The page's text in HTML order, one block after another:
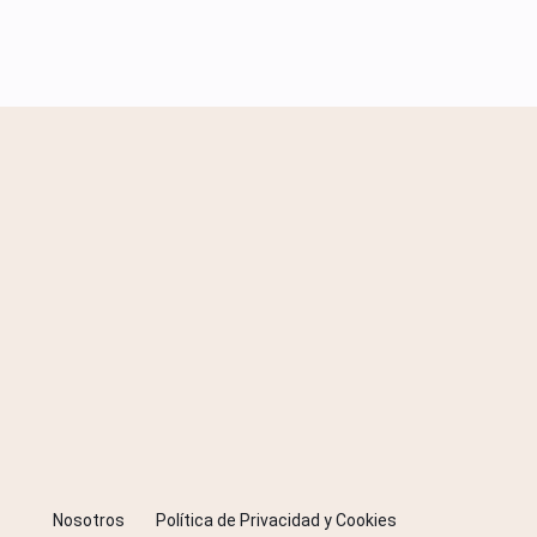
Nosotros Política de Privacidad y Cookies